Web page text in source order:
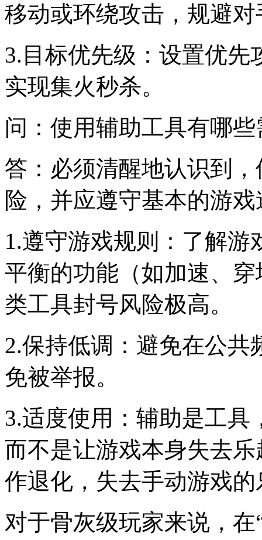
移动或环绕攻击，规避
3.目标优先级：设置优
实现集火秒杀。
问：使用辅助工具有哪
答：必须清醒地认识到
险，并应遵守基本的游
1.遵守游戏规则：了解
平衡的功能（如加速、
类工具封号风险极高。
2.保持低调：避免在公
免被举报。
3.适度使用：辅助是工
而不是让游戏本身失去
作退化，失去手动游戏的
对于骨灰级玩家来说，